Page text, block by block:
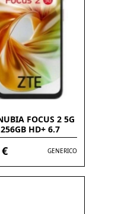
FOCUS 2 5G
HD+ 6.7
GENERICO